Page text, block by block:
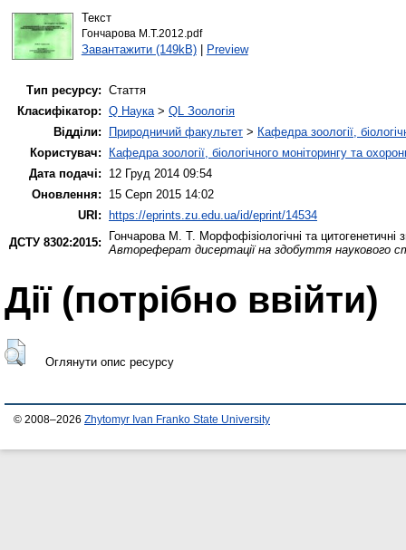
Текст
Гончарова М.Т.2012.pdf
Завантажити (149kB)| Preview
Тип ресурсу: Стаття
Класифікатор: Q Наука> QL Зоологія
Відділи:
Природничий факультет > Кафедра зоології,
Користувач:
Кафедра зоології, біологічного моніторингу та
Дата подачі:
12 Груд 2014 09:54
Оновлення:
15 Серп 2015 14:02
URI:
https://eprints.zu.edu.ua/id/eprint/14534
ДСТУ 8302:2015:
Гончарова М. Т. Морфофізіологічні та
Автореферат дисертації на здобуття наукового
Дії ​​(потрібно ввійти)
Оглянути опис ресурсу
© 2008–2026 Zhytomyr Ivan Franko State University